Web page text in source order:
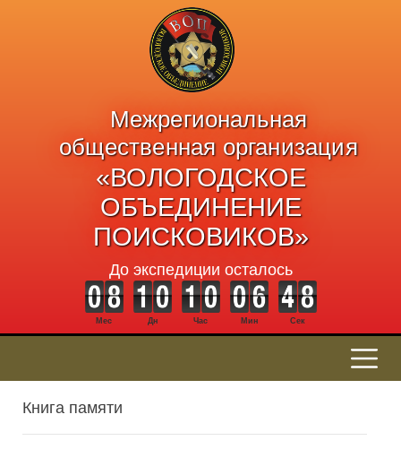
Межрегиональная
общественная организация
«ВОЛОГОДСКОЕ
ОБЪЕДИНЕНИЕ
ПОИСКОВИКОВ»
До экспедиции осталось
Мес Дн Час Мин Сек
Книга памяти